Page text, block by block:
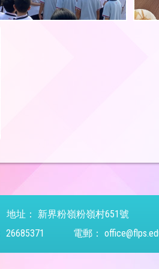
地址：
新界粉嶺粉嶺村651號
26685371 電郵：